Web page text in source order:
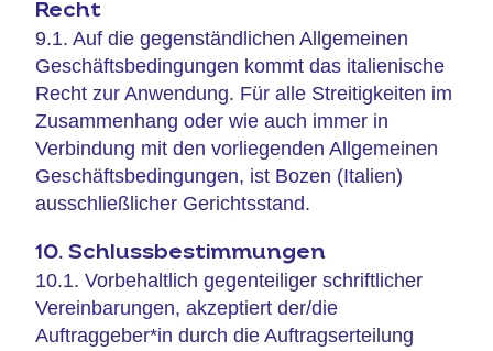
Recht
9.1. Auf die gegenständlichen Allgemeinen
Geschäftsbedingungen kommt das italienische
Recht zur Anwendung. Für alle Streitigkeiten im
Zusammenhang oder wie auch immer in
Verbindung mit den vorliegenden Allgemeinen
Geschäftsbedingungen, ist Bozen (Italien)
ausschließlicher Gerichtsstand.
10. Schlussbestimmungen
10.1. Vorbehaltlich gegenteiliger schriftlicher
Vereinbarungen, akzeptiert der/die
Auftraggeber*in durch die Auftragserteilung